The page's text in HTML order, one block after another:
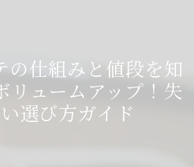
の仕組みと値段を知
リュームアップ！失
選び方ガイド